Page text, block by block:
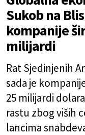
Sukob na
kompanije
milijardi
Rat Sjedinjenih
sada je
25 milijardi
rastu zbog viših
lancima